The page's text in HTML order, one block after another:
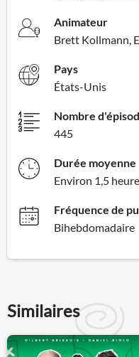
Animateur
Brett Kollmann,
Pays
États-Unis
Nombre
445
Durée moyenne
Environ 1,5
Fréquence de
Bihebdomadaire
Similaires